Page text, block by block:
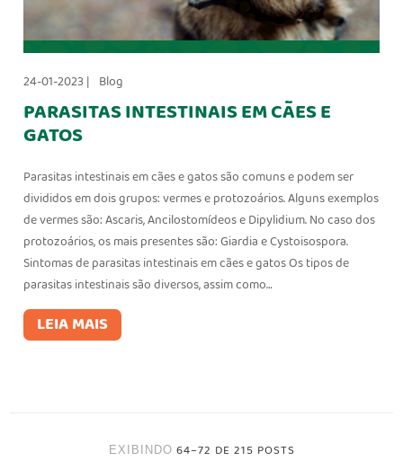
24-01-2023 | Blog
PARASITAS INTESTINAIS EM CÃES E
GATOS
Parasitas intestinais em cães e gatos são comuns e podem ser
divididos em dois grupos: vermes e protozoários. Alguns exemplos
de vermes são: Ascaris, Ancilostomídeos e Dipylidium. No caso dos
protozoários, os mais presentes são: Giardia e Cystoisospora.
Sintomas de parasitas intestinais em cães e gatos Os tipos de
parasitas intestinais são diversos, assim como…
LEIA MAIS
EXIBINDO 64–72 DE 215 POSTS